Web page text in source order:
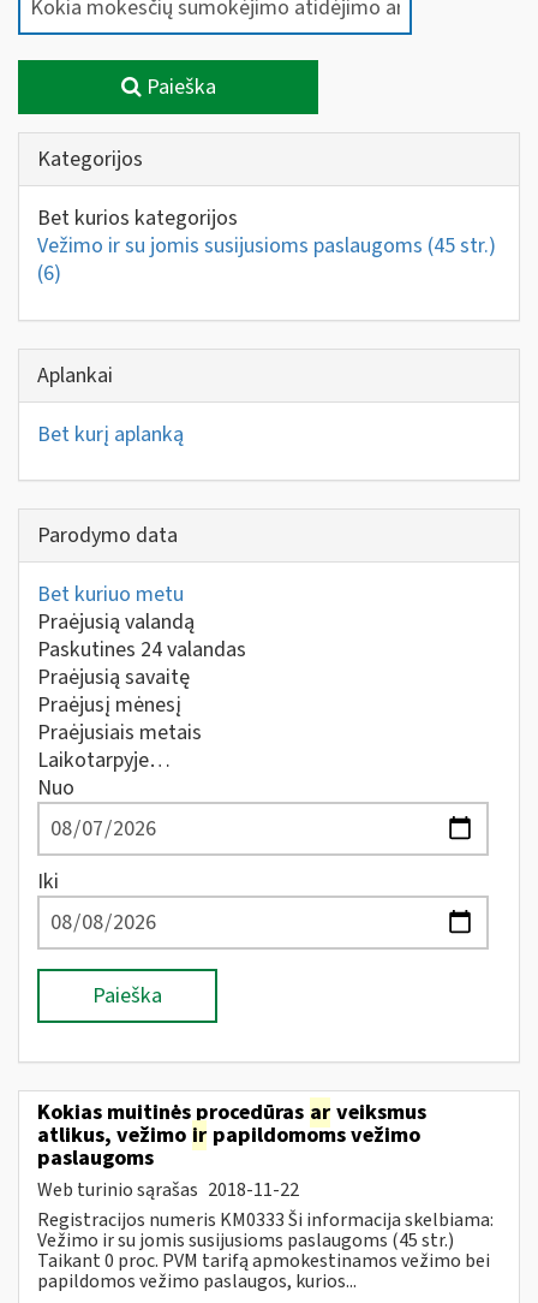
Paieška
Kategorijos
Bet kurios kategorijos
Vežimo ir su jomis susijusioms paslaugoms (45 str.)
(6)
Aplankai
Bet kurį aplanką
Parodymo data
Bet kuriuo metu
Praėjusią valandą
Paskutines 24 valandas
Praėjusią savaitę
Praėjusį mėnesį
Praėjusiais metais
Laikotarpyje…
Nuo
Iki
Paieška
Kokias muitinės procedūras ar veiksmus
atlikus, vežimo ir papildomoms vežimo
paslaugoms
Web turinio sąrašas 2018-11-22
Registracijos numeris KM0333 Ši informacija skelbiama:
Vežimo ir su jomis susijusioms paslaugoms (45 str.)
Taikant 0 proc. PVM tarifą apmokestinamos vežimo bei
papildomos vežimo paslaugos, kurios...